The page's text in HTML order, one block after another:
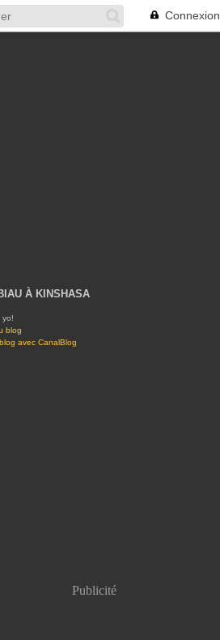
Connexion
À KINSHASA
yo!
blog
avec CanalBlog
Publicité